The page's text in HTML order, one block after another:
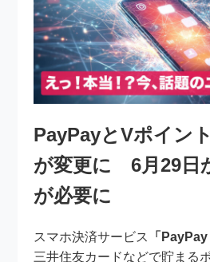
PayPayとVポイン
が変更に 6月29日
が必要に
スマホ決済サービス 「
三井住友カードなどで貯まる